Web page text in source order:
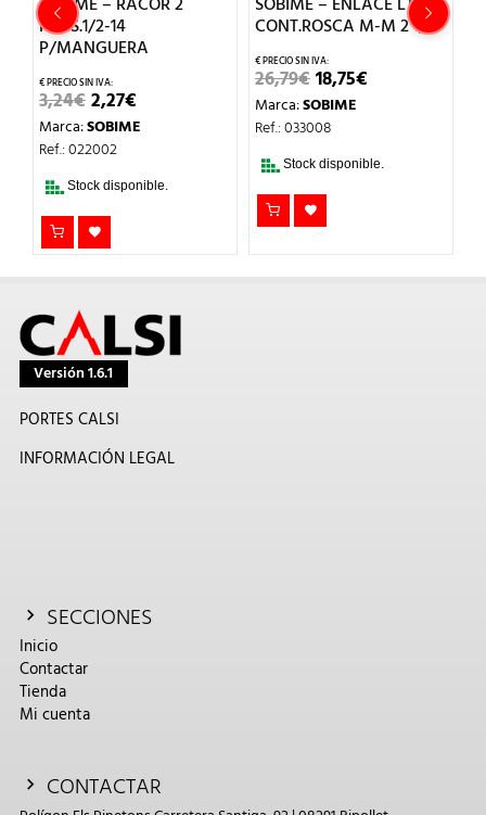
PZAS.1/2-14
P/MANGUERA
3,24€EL
PRECIO
ORIGINAL
ERA:
2,27€PRECIO
ACTUAL
Marca:SOBIME
Ref.: 022002
Stock disponible.
CONT.ROSCA M-M 2 1/2
26,79€EL
PRECIO
ORIGINAL
ERA:
18,75€
Marca:SOBIME
Ref.: 033008
Stock disponible.
Versión 1.6.1
PORTES CALSI
INFORMACIÓN LEGAL
SECCIONES
Inicio
Contactar
Tienda
Mi cuenta
CONTACTAR